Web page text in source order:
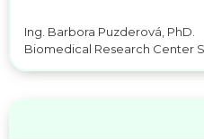
Ing. Barbora Puzderová, PhD.
Biomedical Research Center